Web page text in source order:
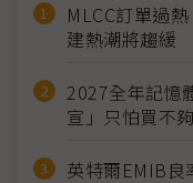
MLCC訂單過
建熱潮將趨緩
2027全年記憶
宣」只怕買不夠
英特爾EMIB